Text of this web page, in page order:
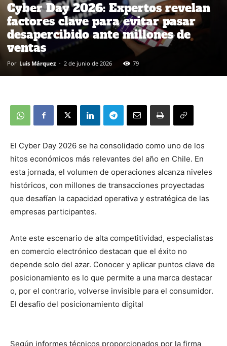
Cyber Day 2026: Expertos revelan
factores clave para evitar pasar
desapercibido ante millones de
ventas
Por Luis Márquez - 2 de junio de 2026 79
El Cyber Day 2026 se ha consolidado como uno de los
hitos económicos más relevantes del año en Chile. En
esta jornada, el volumen de operaciones alcanza niveles
históricos, con millones de transacciones proyectadas
que desafían la capacidad operativa y estratégica de las
empresas participantes.
Ante este escenario de alta competitividad, especialistas
en comercio electrónico destacan que el éxito no
depende solo del azar. Conocer y aplicar puntos clave de
posicionamiento es lo que permite a una marca destacar
o, por el contrario, volverse invisible para el consumidor.
El desafío del posicionamiento digital
Según informes técnicos proporcionados por la firma